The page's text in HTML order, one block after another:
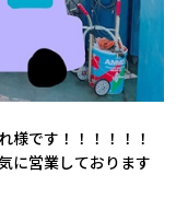
様です！！！！！！
に営業しております